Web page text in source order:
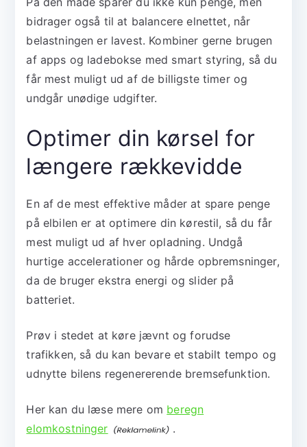
bidrager også til at balancere elnettet, når
belastningen er lavest. Kombiner gerne brugen
af apps og ladebokse med smart styring, så du
får mest muligt ud af de billigste timer og
undgår unødige udgifter.
Optimer din kørsel for
længere rækkevidde
En af de mest effektive måder at spare penge
på elbilen er at optimere din kørestil, så du får
mest muligt ud af hver opladning. Undgå
hurtige accelerationer og hårde opbremsninger,
da de bruger ekstra energi og slider på
batteriet.
Prøv i stedet at køre jævnt og forudse
trafikken, så du kan bevare et stabilt tempo og
udnytte bilens regenererende bremsefunktion.
Her kan du læse mere om beregn
elomkostninger
.